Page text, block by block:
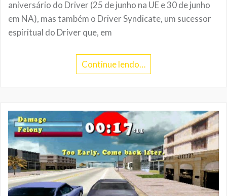
aniversário do Driver (25 de junho na UE e 30 de junho
em NA), mas também o Driver Syndicate, um sucessor
espiritual do Driver que, em
Continue lendo…